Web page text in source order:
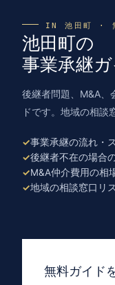
IN 池田町 ·
池田町の
事業承継
後継者問題、M&A、
ドです。地域の相談
事業承継の流れ・
後継者不在の場合
M&A仲介費用の相
地域の相談窓口リ
無料ガイド